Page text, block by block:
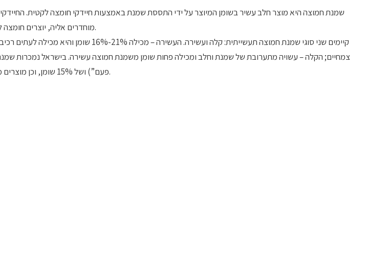
שמנת חמוצה היא מוצר חלב עשיר בשומן המיוצר על ידי התססת שמנת באמצעות חיידקי חומצה לקטית.
מוחדרים אליה, יוצרים חומצה לקטית המחמיצה ומעבה את השמנת.
קיימים שני סוגי שמנת חמוצה תעשייתית: קלה ועשירה. העשירה –
פעם”) ושל 15% שומן, וכן מוצרים מופחתי שומן: 9% שומן ו-7.5% שומן.